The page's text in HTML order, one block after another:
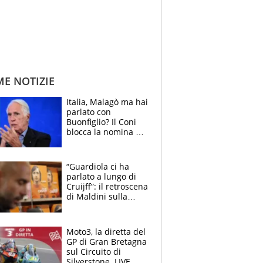
NOTIZIE
Italia, Malagò ma hai
parlato con
Buonfiglio? Il Coni
blocca la nomina di
“Guardiola ci ha
parlato a lungo di
Cruijff”: il retroscena
di Maldini sulla
Moto3, la diretta del
GP di Gran Bretagna
sul Circuito di